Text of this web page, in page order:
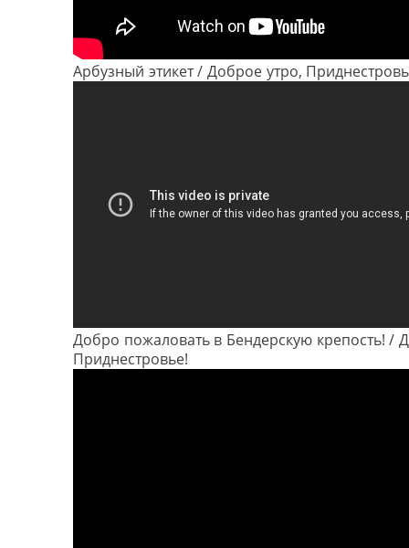
Арбузный этикет / Доброе утро,
Добро пожаловать в Бендерскую крепость! /
Приднестровье!